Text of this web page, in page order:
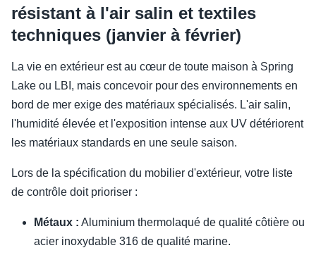
résistant à l'air salin et textiles
techniques (janvier à février)
La vie en extérieur est au cœur de toute maison à Spring
Lake ou LBI, mais concevoir pour des environnements en
bord de mer exige des matériaux spécialisés. L'air salin,
l'humidité élevée et l'exposition intense aux UV détériorent
les matériaux standards en une seule saison.
Lors de la spécification du mobilier d'extérieur, votre liste
de contrôle doit prioriser :
Métaux : Aluminium thermolaqué de qualité côtière ou
acier inoxydable 316 de qualité marine.